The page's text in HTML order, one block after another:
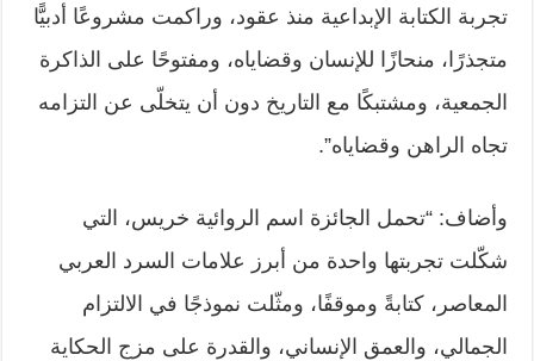
تجربة الكتابة الإبداعية منذ عقود، وراكمت مشروعًا أدبيًّا
متجذرًا، منحازًا للإنسان وقضاياه، ومفتوحًا على الذاكرة
الجمعية، ومشتبكًا مع التاريخ دون أن يتخلّى عن التزامه
تجاه الراهن وقضاياه”.
وأضاف: “تحمل الجائزة اسم الروائية خريس، التي
شكّلت تجربتها واحدة من أبرز علامات السرد العربي
المعاصر، كتابةً وموقفًا، ومثّلت نموذجًا في الالتزام
الجمالي، والعمق الإنساني، والقدرة على مزج الحكاية